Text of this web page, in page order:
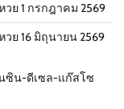
ย 1 กรกฎาคม 2569
ย 16 มิถุนายน 2569
ซิน-ดีเซล-แก๊สโซ